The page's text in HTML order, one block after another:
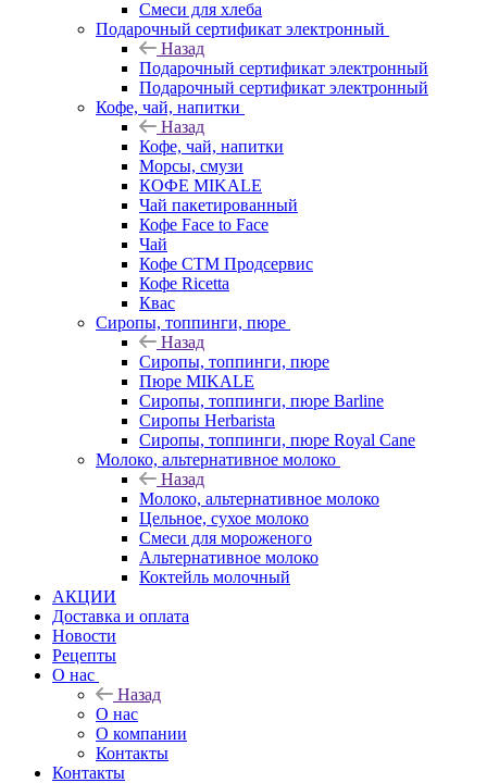
Смеси для хлеба
Подарочный сертификат электронный
Назад
Подарочный сертификат электронный
Подарочный сертификат электронный
Кофе, чай, напитки
Назад
Кофе, чай, напитки
Морсы, смузи
КОФЕ MIKALE
Чай пакетированный
Кофе Face to Face
Чай
Кофе СТМ Продсервис
Кофе Ricetta
Квас
Сиропы, топпинги, пюре
Назад
Сиропы, топпинги, пюре
Пюре MIKALE
Сиропы, топпинги, пюре Barline
Сиропы Herbarista
Сиропы, топпинги, пюре Royal Cane
Молоко, альтернативное молоко
Назад
Молоко, альтернативное молоко
Цельное, сухое молоко
Смеси для мороженого
Альтернативное молоко
Коктейль молочный
АКЦИИ
Доставка и оплата
Новости
Рецепты
О нас
Назад
О нас
О компании
Контакты
Контакты